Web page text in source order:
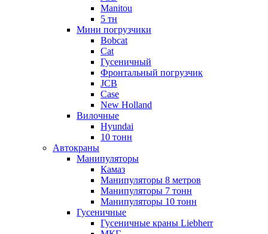
Manitou
5 тн
Мини погрузчики
Bobcat
Cat
Гусеничный
Фронтальный погрузчик
JCB
Case
New Holland
Вилочные
Hyundai
10 тонн
Автокраны
Манипуляторы
Камаз
Манипуляторы 8 метров
Манипуляторы 7 тонн
Манипуляторы 10 тонн
Гусеничные
Гусеничные краны Liebherr